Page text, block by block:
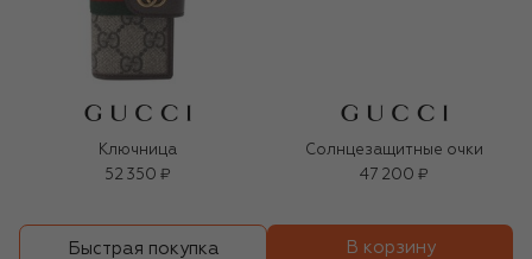
Ключница
52 350 ₽
Солнцезащитные очки
47 200 ₽
Быстрая покупка В корзину